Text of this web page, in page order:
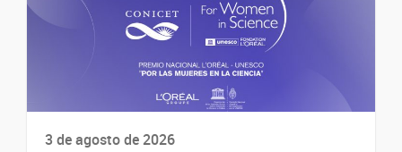
3 de agosto de 2026